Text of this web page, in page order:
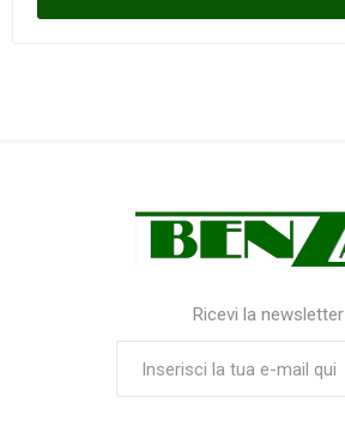
Ricevi la newsletter